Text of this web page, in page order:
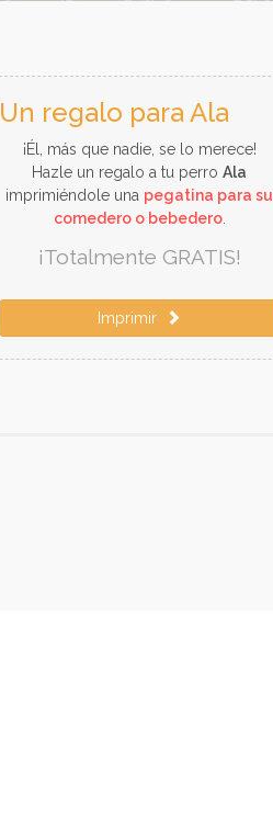
Un regalo para Ala
¡Él, más que nadie, se lo merece!
Hazle un regalo a tu perroAla
imprimiéndole una pegatina para su
comedero o bebedero.
¡Totalmente GRATIS!
Imprimir